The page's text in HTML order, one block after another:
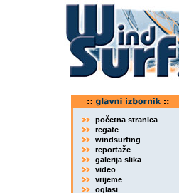
početna stranica
regate
windsurfing
reportaže
galerija slika
video
vrijeme
oglasi